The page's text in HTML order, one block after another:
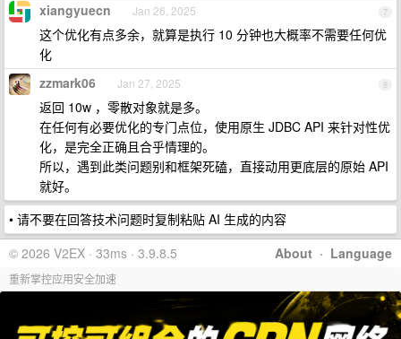
7
xiangyuecn Jan 26, 2025
这个优化有点多余，就算是执行 10 分钟也大概率不需要任何优
化
8
zzmark06 Jan 27, 2025
返回 10w ，零散对象就是多。
在任何有必要优化的专门点位，使用原生 JDBC API 来针对性优
化，是完全正确且合乎情理的。
所以，遇到此类问题别和框架死磕，直接动用更底层的原始 API
就好。
• 请不要在回答技术问题时复制粘贴 AI 生成的内容
About · Language
© 2026 V2EX · 33ms · 3.9.8.5
重新掌控应用安全加速